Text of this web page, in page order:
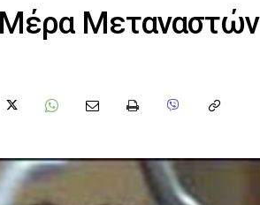
Μεταναστών